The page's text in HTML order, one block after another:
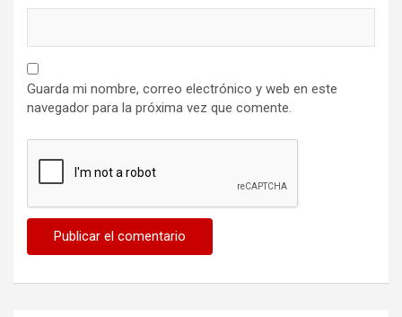
Guarda mi nombre, correo electrónico y web en este
navegador para la próxima vez que comente.